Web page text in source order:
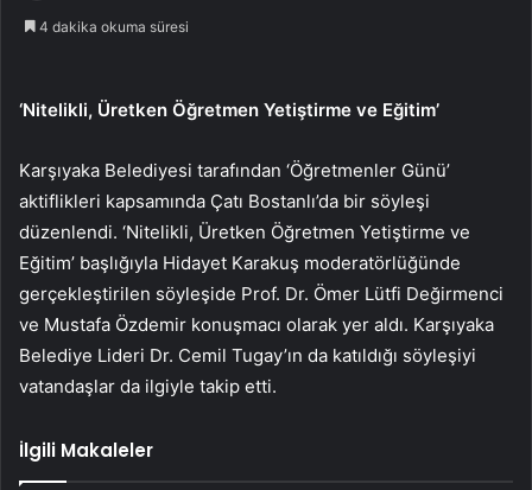
4 dakika okuma süresi
‘Nitelikli, Üretken Öğretmen Yetiştirme ve Eğitim’
Karşıyaka Belediyesi tarafından ‘Öğretmenler Günü’
aktiflikleri kapsamında Çatı Bostanlı’da bir söyleşi
düzenlendi. ‘Nitelikli, Üretken Öğretmen Yetiştirme ve
Eğitim’ başlığıyla Hidayet Karakuş moderatörlüğünde
gerçekleştirilen söyleşide Prof. Dr. Ömer Lütfi Değirmenci
ve Mustafa Özdemir konuşmacı olarak yer aldı. Karşıyaka
Belediye Lideri Dr. Cemil Tugay’ın da katıldığı söyleşiyi
vatandaşlar da ilgiyle takip etti.
İlgili Makaleler